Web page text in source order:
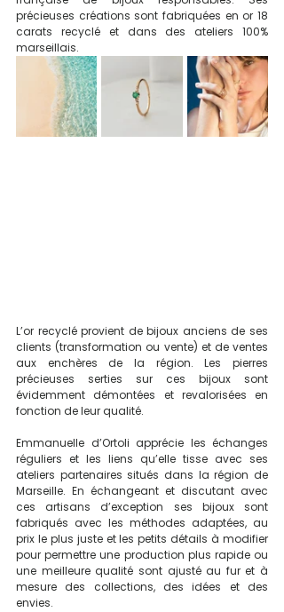
précieuses créations sont fabriquées en or 18
carats recyclé et dans des ateliers 100%
marseillais.
L’or recyclé provient de bijoux anciens de ses
clients (transformation ou vente) et de ventes
aux enchères de la région. Les pierres
précieuses serties sur ces bijoux sont
évidemment démontées et revalorisées en
fonction de leur qualité.
Emmanuelle d’Ortoli apprécie les échanges
réguliers et les liens qu’elle tisse avec ses
ateliers partenaires situés dans la région de
Marseille. En échangeant et discutant avec
ces artisans d’exception ses bijoux sont
fabriqués avec les méthodes adaptées, au
prix le plus juste et les petits détails à modifier
pour permettre une production plus rapide ou
une meilleure qualité sont ajusté au fur et à
mesure des collections, des idées et des
envies.